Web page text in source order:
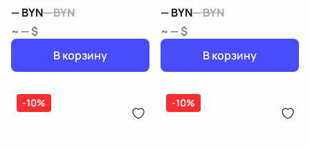
—BYN—BYN
~ — $
В корзину
—BYN—BYN
~ — $
В корзину
-10% -10%